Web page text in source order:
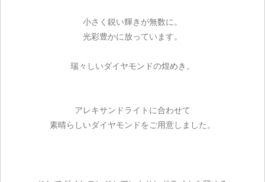
小さく鋭い輝きが無数に。
光彩豊かに放っています。
瑞々しいダイヤモンドの煌めき。
アレキサンドライトに合わせて
素晴らしいダイヤモンドをご用意しました。